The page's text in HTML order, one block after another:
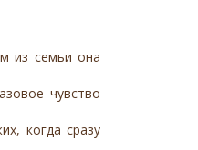
из семьи она
чувство
когда сразу